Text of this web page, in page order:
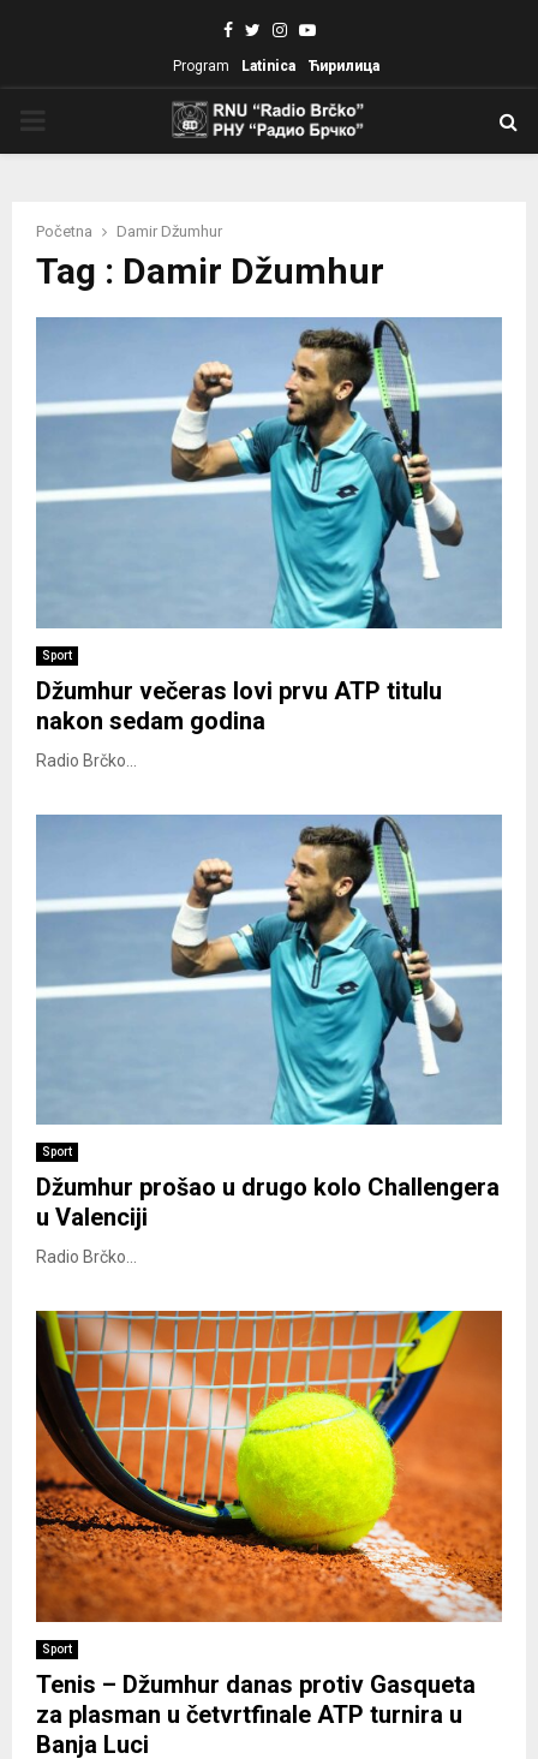
Facebook
TwitterInstagram
Youtube
Program Latinica Ћирилица
Početna Damir Džumhur
Tag : Damir Džumhur
Sport
Džumhur večeras lovi prvu ATP titulu
nakon sedam godina
Radio Brčko...
Sport
Džumhur prošao u drugo kolo Challengera
u Valenciji
Radio Brčko...
Sport
Tenis – Džumhur danas protiv Gasqueta
za plasman u četvrtfinale ATP turnira u
Banja Luci